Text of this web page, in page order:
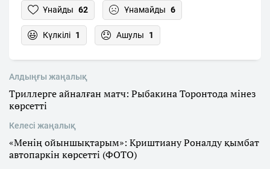
Ұнайды 62 Ұнамайды 6
Күлкілі 1 Ашулы 1
Алдыңғы жаңалық
Триллерге айналған матч: Рыбакина Торонтода мінез
көрсетті
Келесі жаңалық
«Менің ойыншықтарым»: Криштиану Роналду қымбат
автопаркін көрсетті (ФОТО)